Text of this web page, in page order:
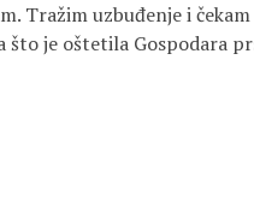
Tražim uzbuđenje i
što je oštetila Gospodara